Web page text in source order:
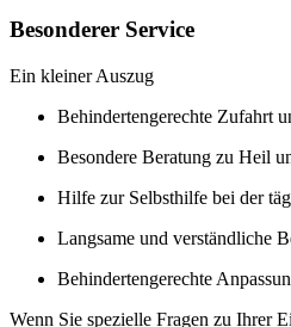
Besonderer Service
Ein kleiner Auszug
Behindertengerechte Zufahrt
Besondere Beratung zu Heil
Hilfe zur Selbsthilfe bei der
Langsame und verständliche
Behindertengerechte
Wenn Sie spezielle Fragen zu Ihrer